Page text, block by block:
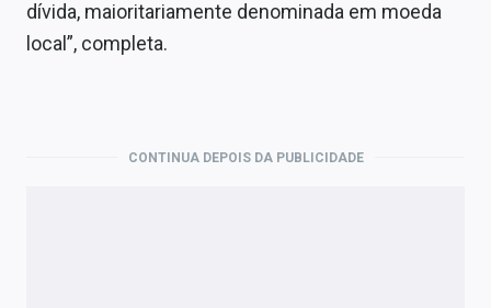
dívida, maioritariamente denominada em moeda
local”, completa.
CONTINUA DEPOIS DA PUBLICIDADE